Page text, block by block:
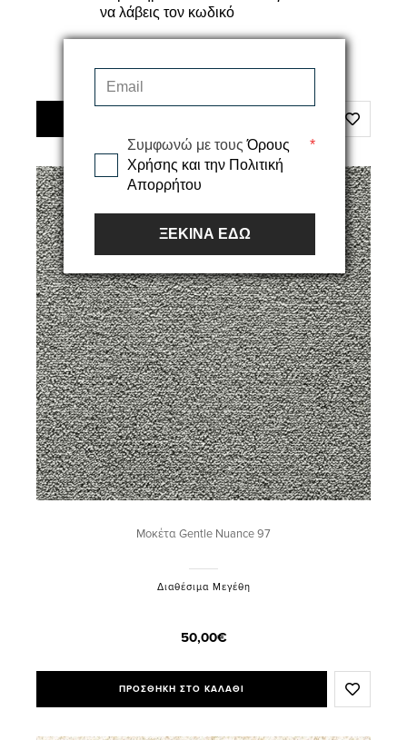
Διαθέσιμα Μεγέθη
50,00€
Μοκέτα Gentle Nuance 97
Διαθέσιμα Μεγέθη
50,00€
ΠΡΟΣΘΗΚΗ ΣΤΟ ΚΑΛΑΘΙ
να λάβεις τον κωδικό
Συμφωνώ με τουςΌρους
Χρήσης και την Πολιτική
Απορρήτου
*
ΞΕΚΙΝΑ ΕΔΩ